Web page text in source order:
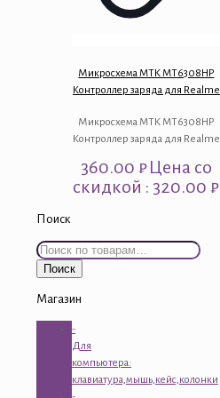
Микросхема MTK MT6308HP
Контроллер заряда для Realme
Микросхема MTK MT6308HP
Контроллер заряда для Realme
360.00 ₽Цена со
скидкой : 320.00 ₽
Поиск
Искать:
Поиск
Магазин
-
Для
компьютера:
клавиатура,мышь,кейс,колонки